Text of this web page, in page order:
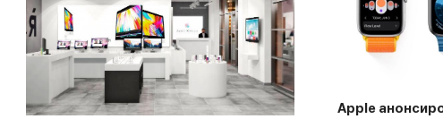
Apple